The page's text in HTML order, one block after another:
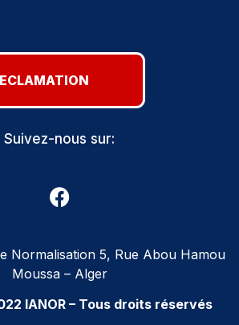
Suivez-nous sur:
Normalisation 5, Rue Abou Hamou
Moussa – Alger
IANOR – Tous droits réservés